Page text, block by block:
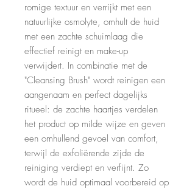
romige textuur en verrijkt met een
natuurlijke osmolyte, omhult de huid
met een zachte schuimlaag die
effectief reinigt en make-up
verwijdert. In combinatie met de
"Cleansing Brush" wordt reinigen een
aangenaam en perfect dagelijks
ritueel: de zachte haartjes verdelen
het product op milde wijze en geven
een omhullend gevoel van comfort,
terwijl de exfoliërende zijde de
reiniging verdiept en verfijnt. Zo
wordt de huid optimaal voorbereid op